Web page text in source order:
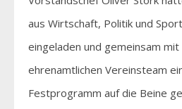
aus Wirtschaft, Politik und
eingeladen und gemeinsam mit
ehrenamtlichen Vereinsteam
Festprogramm auf die Beine